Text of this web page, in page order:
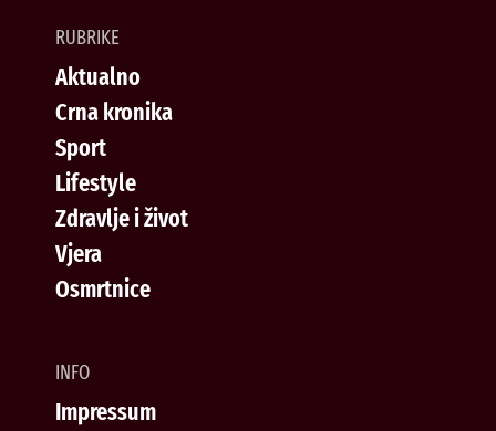
RUBRIKE
Aktualno
Crna kronika
Sport
Lifestyle
Zdravlje i život
Vjera
Osmrtnice
INFO
Impressum